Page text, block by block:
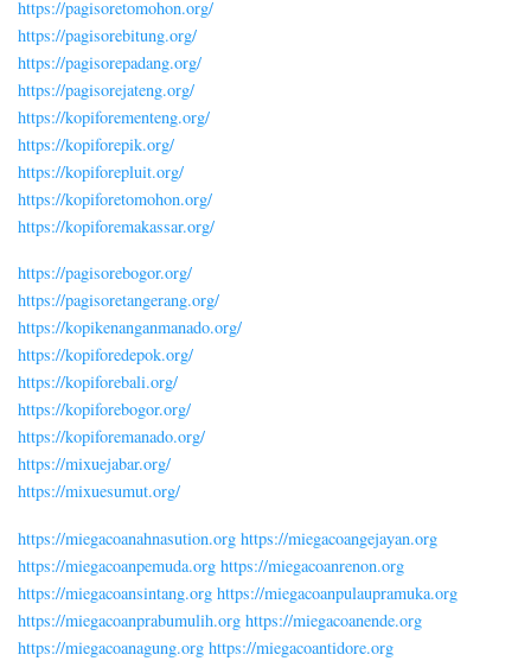
https://pagisoretomohon.org/
https://pagisorebitung.org/
https://pagisorepadang.org/
https://pagisorejateng.org/
https://kopiforementeng.org/
https://kopiforepik.org/
https://kopiforepluit.org/
https://kopiforetomohon.org/
https://kopiforemakassar.org/
https://pagisorebogor.org/
https://pagisoretangerang.org/
https://kopikenanganmanado.org/
https://kopiforedepok.org/
https://kopiforebali.org/
https://kopiforebogor.org/
https://kopiforemanado.org/
https://mixuejabar.org/
https://mixuesumut.org/
https://miegacoanahnasution.org https://miegacoangejayan.org
https://miegacoanpemuda.org https://miegacoanrenon.org
https://miegacoansintang.org https://miegacoanpulaupramuka.org
https://miegacoanprabumulih.org https://miegacoanende.org
https://miegacoanagung.org https://miegacoantidore.org